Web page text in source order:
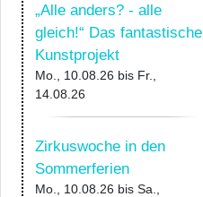
„Alle anders? - alle
gleich!“ Das fantastische
Kunstprojekt
Mo., 10.08.26 bis Fr.,
14.08.26
Zirkuswoche in den
Sommerferien
Mo., 10.08.26 bis Sa.,